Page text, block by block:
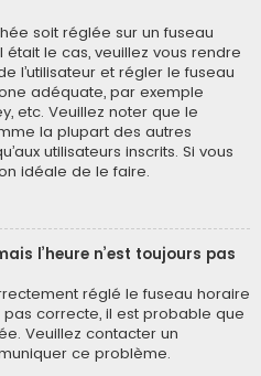
soit réglée sur un fuseau
le cas, veuillez vous rendre
l’utilisateur et régler le fuseau
adéquate, par exemple
etc. Veuillez noter que le
la plupart des autres
utilisateurs inscrits. Si vous
idéale de le faire.
l’heure n’est toujours pas
réglé le fuseau horaire
pas correcte, il est probable que
Veuillez contacter un
ce problème.